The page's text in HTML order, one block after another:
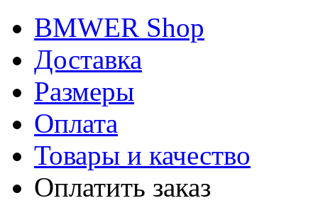
BMWER Shop
Доставка
Размеры
Оплата
Товары и качество
Оплатить заказ